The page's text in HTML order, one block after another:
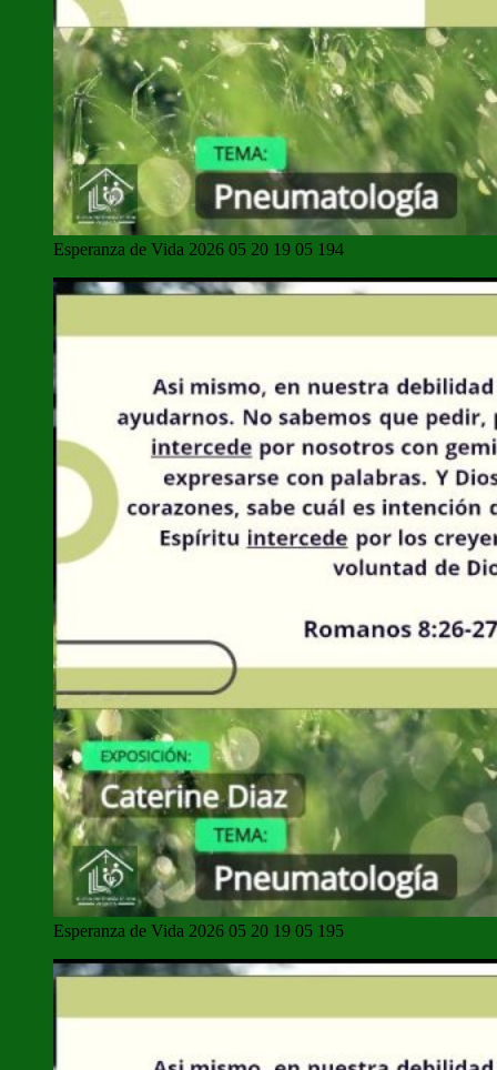
Esperanza de Vida 2026 05 20 19 05 194
Esperanza de Vida 2026 05 20 19 05 195